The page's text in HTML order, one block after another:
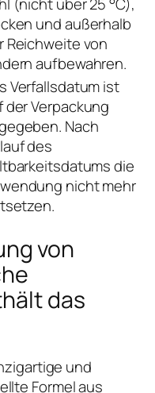
und außerhalb
Reichweite von
aufbewahren.
Verfallsdatum ist
der Verpackung
Nach
des
die
nicht mehr
von
das
und
Formel aus